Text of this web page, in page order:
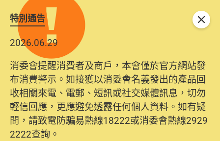
特別通告
2026.06.29
消委會提醒消費者及商戶，本會僅於官方網站發
布消費警示。如接獲以消委會名義發出的產品回
收相關來電、電郵、短訊或社交媒體訊息，切勿
輕信回應，更應避免透露任何個人資料。如有疑
問，請致電防騙易熱線18222或消委會熱線2929
2222查詢。
關閉